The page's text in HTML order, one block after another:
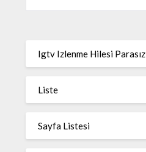
Igtv Izlenme Hilesi Parasız
Liste
Sayfa Listesi